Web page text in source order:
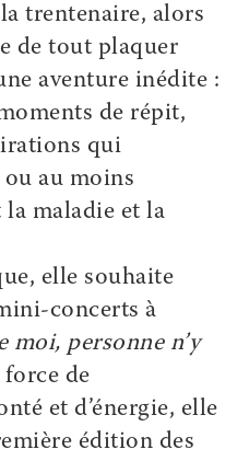
trentenaire, alors
de tout plaquer
aventure inédite :
de répit,
qui
au moins
la maladie et la
elle souhaite
concerts à
moi, personne n’y
force de
et d’énergie, elle
édition des